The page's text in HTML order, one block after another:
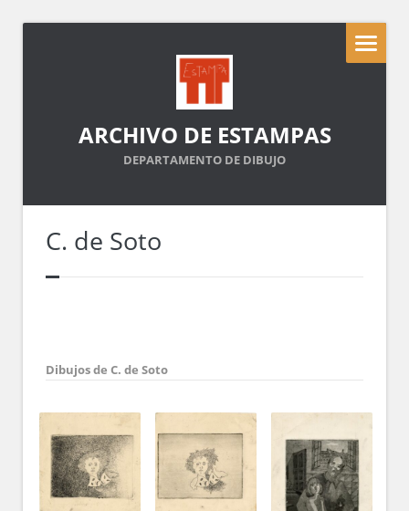
ARCHIVO DE ESTAMPAS
DEPARTAMENTO DE DIBUJO
C. de Soto
Dibujos de C. de Soto